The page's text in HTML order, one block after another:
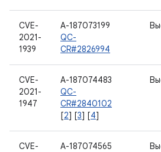
CVE-
2021-
1939
A-187073199
QC-
CR#2826994
CVE-
2021-
1947
A-187074483
QC-
CR#2840102
[2] [3] [4]
CVE-
A-187074565